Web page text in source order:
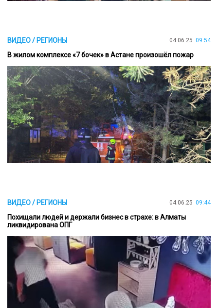
ВИДЕО / РЕГИОНЫ 04.06.25 09:54
В жилом комплексе «7 бочек» в Астане произошёл пожар
ВИДЕО / РЕГИОНЫ 04.06.25 09:44
Похищали людей и держали бизнес в страхе: в Алматы
ликвидирована ОПГ